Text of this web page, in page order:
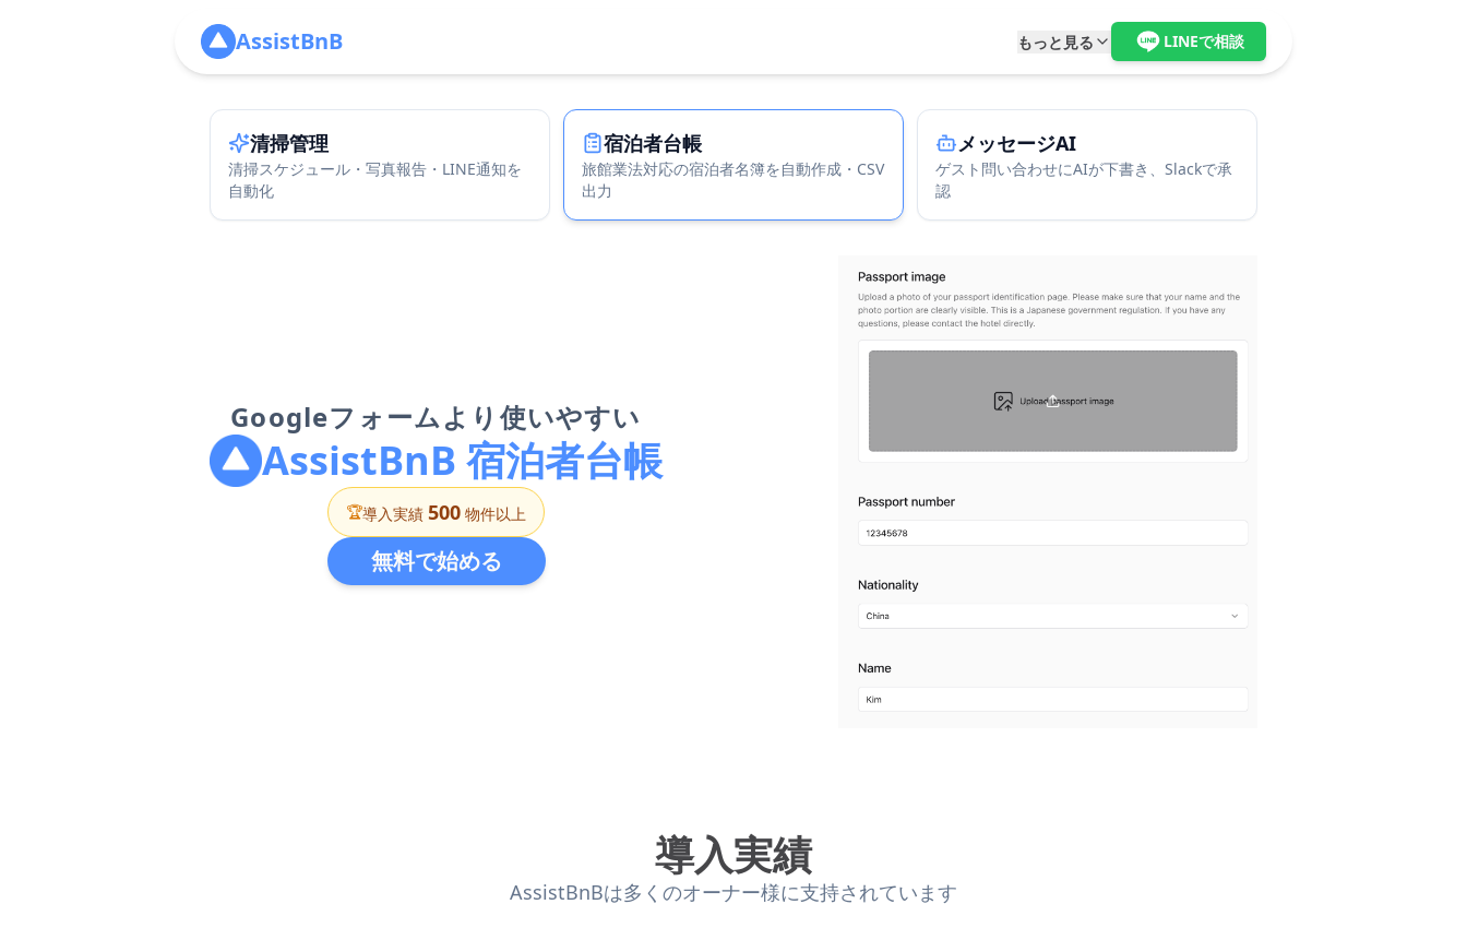
AssistBnB もっと見る LINEで相談
清掃管理
清掃スケジュール・写真報告・LINE通知を
自動化
宿泊者台帳
旅館業法対応の宿泊者名簿を自動作成・CSV
出力
メッセージAI
ゲスト問い合わせにAIが下書き、Slackで承
認
Googleフォームより使いやすい
AssistBnB 宿泊者台帳
🏆導入実績 500 物件以上
無料で始める
導入実績
AssistBnBは多くのオーナー様に支持されています